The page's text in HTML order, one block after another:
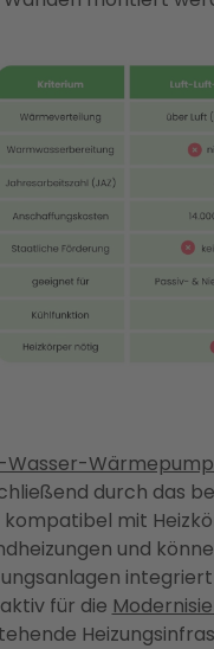
Wasser-
durch das
kompatibel mit
und
für die